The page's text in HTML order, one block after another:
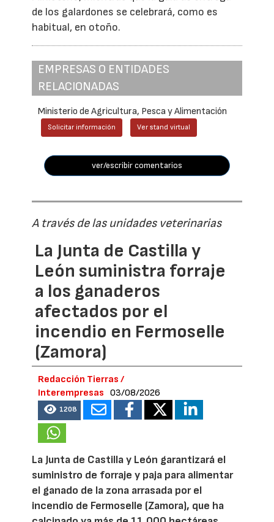
de los galardones se celebrará, como es
habitual, en otoño.
EMPRESAS O ENTIDADES
RELACIONADAS
Ministerio de Agricultura, Pesca y Alimentación
Solicitar información Ver stand virtual
ver/escribir comentarios
A través de las unidades veterinarias
La Junta de Castilla y
León suministra forraje
a los ganaderos
afectados por el
incendio en Fermoselle
(Zamora)
Redacción Tierras /
Interempresas
03/08/2026
1208
La Junta de Castilla y León garantizará el
suministro de forraje y paja para alimentar
el ganado de la zona arrasada por el
incendio de Fermoselle (Zamora), que ha